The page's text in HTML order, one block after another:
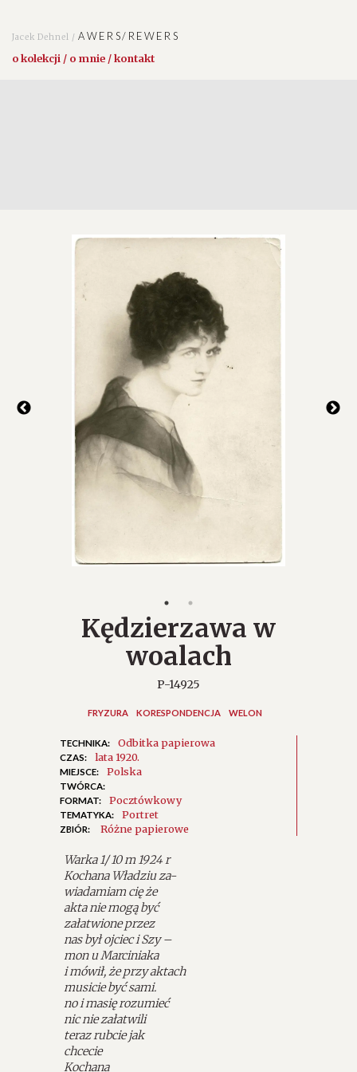
Jacek Dehnel /AWERS/REWERS
o kolekcji / o mnie / kontakt
Kędzierzawa w
woalach
P-14925
FRYZURA KORESPONDENCJA WELON
TECHNIKA: Odbitka papierowa
CZAS: lata 1920.
MIEJSCE: Polska
TWÓRCA:
FORMAT:
Pocztówkowy
TEMATYKA: Portret
ZBIÓR: Różne papierowe
Warka 1/ 10 m 1924 r
Kochana Władziu za-
wiadamiam cię że
akta nie mogą być
załatwione przez
nas był ojciec i Szy –
mon u Marciniaka
i mówił, że przy aktach
musicie być sami.
no i masię rozumieć
nic nie załatwili
teraz rubcie jak
chcecie
Kochana